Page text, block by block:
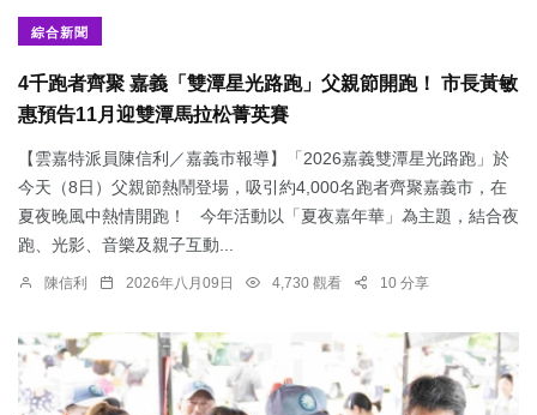
綜合新聞
4千跑者齊聚 嘉義「雙潭星光路跑」父親節開跑！ 市長黃敏
惠預告11月迎雙潭馬拉松菁英賽
【雲嘉特派員陳信利／嘉義市報導】「2026嘉義雙潭星光路跑」於
今天（8日）父親節熱鬧登場，吸引約4,000名跑者齊聚嘉義市，在
夏夜晚風中熱情開跑！ 今年活動以「夏夜嘉年華」為主題，結合夜
跑、光影、音樂及親子互動...
陳信利 2026年八月09日 4,730 觀看 10 分享